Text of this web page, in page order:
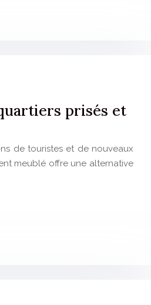
prisés et
de touristes et de nouveaux
meublé offre une alternative